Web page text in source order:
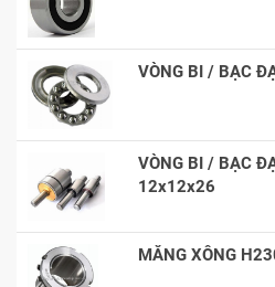
VÒNG BI / BẠC
VÒNG BI / BẠC
12x12x26
MĂNG XÔNG